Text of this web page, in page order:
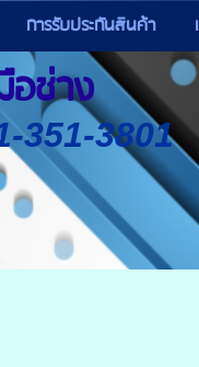
การรับประกันสินค้า
อช่าง
351-3801